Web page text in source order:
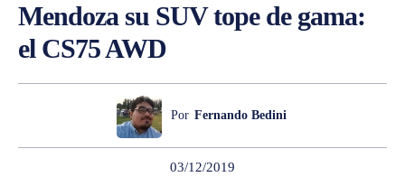
Mendoza su SUV tope de gama:
el CS75 AWD
Por Fernando Bedini
03/12/2019